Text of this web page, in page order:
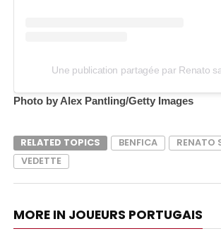
Photo by Alex Pantling/Getty Images
RELATED TOPICS BENFICA
RENATO
VEDETTE
MORE IN JOUEURS PORTUGAIS